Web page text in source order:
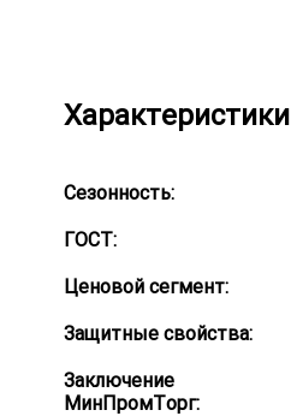
Характеристики
Сезонность:
ГОСТ:
Ценовой сегмент:
Защитные свойства:
Заключение
МинПромТорг: